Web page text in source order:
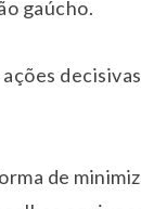
gaúcho.
de